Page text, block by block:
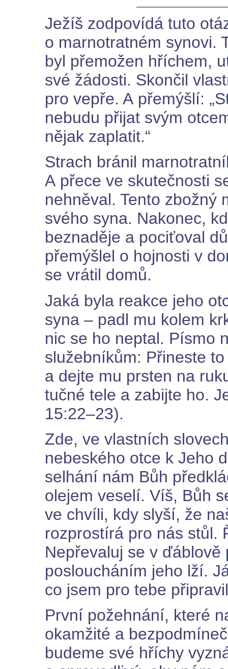
Ježíš zodpovídá tuto
o marnotratném synovi.
byl přemožen hříchem,
své žádosti. Skončil
pro vepře. A přemýšlí:
nebudu přijat svým
nějak zaplatit.“
Strach bránil
A přece ve skutečnosti
nehněval. Tento zbožný
svého syna. Nakonec,
beznaděje a pociťoval
přemýšlel o hojnosti v
se vrátil domů.
Jaká byla reakce jeho
syna – padl mu kolem
nic se ho neptal. Písmo
služebníkům: Přineste
a dejte mu prsten na
tučné tele a zabijte ho.
15:22–23).
Zde, ve vlastních
nebeského otce k Jeho
selhání nám Bůh
olejem veselí. Víš, Bůh
ve chvíli, kdy slyší, že
rozprostírá pro nás stůl.
Nepřevaluj se v
posloucháním jeho lží.
co jsem pro tebe
První požehnání, které
okamžité a
budeme své hříchy